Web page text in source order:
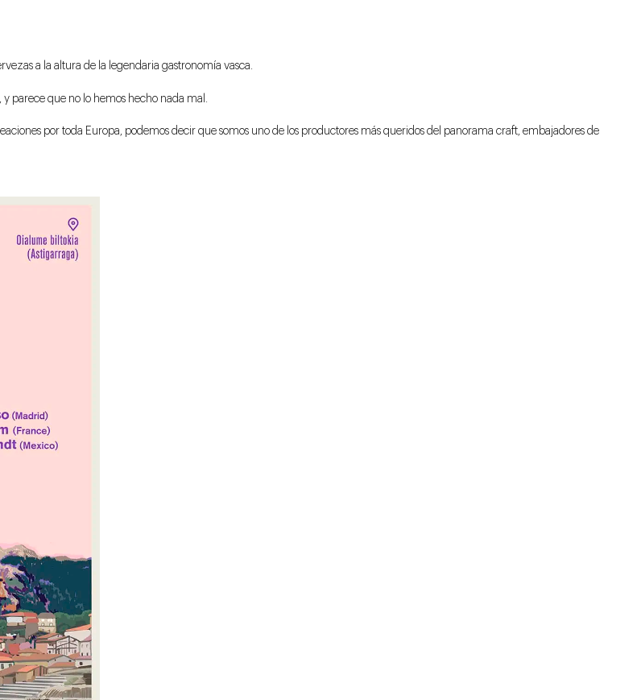
a la altura de la legendaria gastronomía vasca.
parece que no lo hemos hecho nada mal.
por toda Europa, podemos decir que somos uno de los productores más queridos del panorama craft, embajadores de